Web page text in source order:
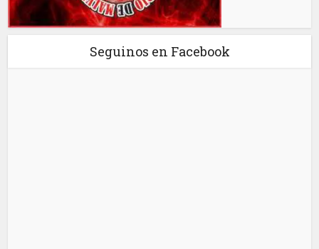
Seguinos en Facebook